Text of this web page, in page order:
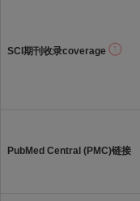
SCI期刊收录coverage
PubMed Central (PMC)链接